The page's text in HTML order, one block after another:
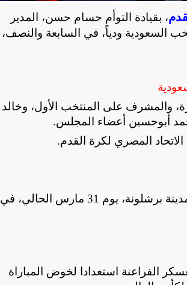
، بقيادة التوأم حسام حسن، المدير
السعودية ودياً، في السابعة والنصف،
والمشرف على المنتخب الأول، وخالد
أبوحسين أعضاء المجلس.
المصري لكرة القدم.
ومن المقرر أن يخوض منتخب مصر، ودية أخرى أمام المنتخب الإسباني في مدينة برشلونة، يوم 31 مارس الحالي، في
الفراعنة استعدادا لخوض المباراة